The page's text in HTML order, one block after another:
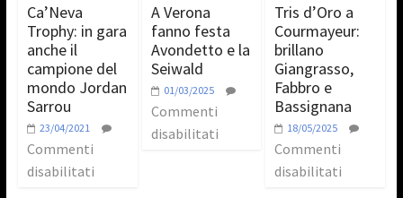
Ca’Neva
Trophy: in gara
anche il
campione del
mondo Jordan
Sarrou
23/04/2021
Commenti
disabilitati
A Verona
fanno festa
Avondetto e la
Seiwald
01/03/2025
Commenti
disabilitati
Tris d’Oro a
Courmayeur:
brillano
Giangrasso,
Fabbro e
Bassignana
18/05/2025
Commenti
disabilitati